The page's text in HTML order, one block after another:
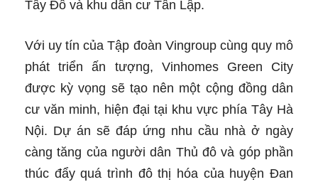
Tây Đô và khu dân cư Tân Lập.
Với uy tín của Tập đoàn Vingroup cùng quy mô
phát triển ấn tượng, Vinhomes Green City
được kỳ vọng sẽ tạo nên một cộng đồng dân
cư văn minh, hiện đại tại khu vực phía Tây Hà
Nội. Dự án sẽ đáp ứng nhu cầu nhà ở ngày
càng tăng của người dân Thủ đô và góp phần
thúc đẩy quá trình đô thị hóa của huyện Đan